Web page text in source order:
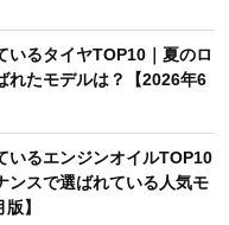
いるタイヤTOP10｜夏のロ
れたモデルは？【2026年6
いるエンジンオイルTOP10
ンスで選ばれている人気モ
】